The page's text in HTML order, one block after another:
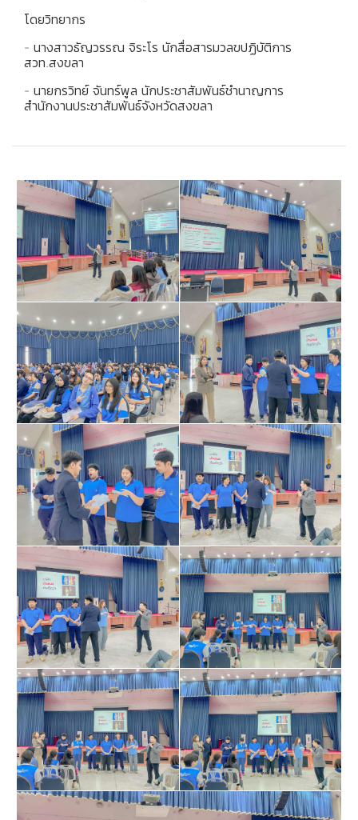
โดยวิทยากร
- นางสาวธัญวรรณ จิระโร นักสื่อสารมวลขปฏิบัติการ
สวท.สงขลา
- นายกรวิทย์ จันทร์พูล นักประชาสัมพันธ์ชำนาญการ
สำนักงานประชาสัมพันธ์จังหวัดสงขลา